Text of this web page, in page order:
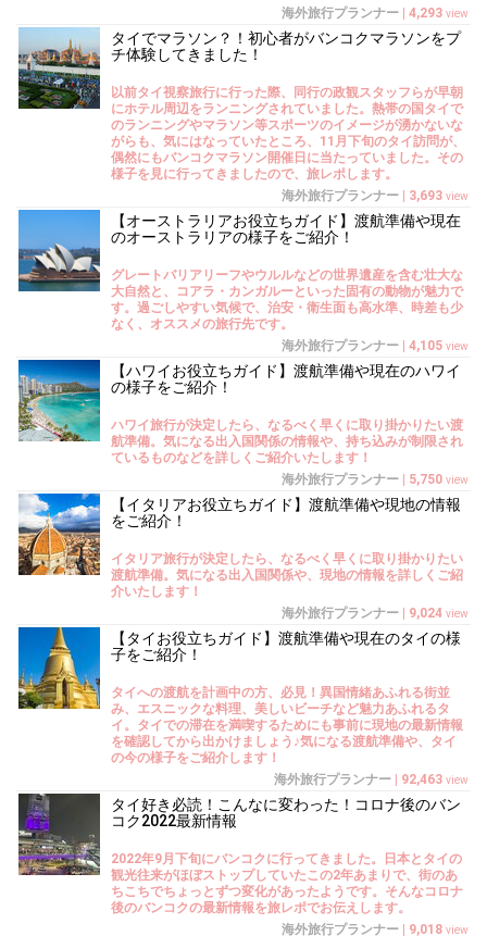
海外旅行プランナー
4,293 view
タイでマラソン？！初心者がバンコクマラソンをプ
チ体験してきました！
以前タイ視察旅行に行った際、同行の政観スタッフらが早朝
にホテル周辺をランニングされていました。熱帯の国タイで
のランニングやマラソン等スポーツのイメージが湧かないな
がらも、気にはなっていたところ、11月下旬のタイ訪問が、
偶然にもバンコクマラソン開催日に当たっていました。その
様子を見に行ってきましたので、旅レポします。
海外旅行プランナー
3,693 view
【オーストラリアお役立ちガイド】渡航準備や現在
のオーストラリアの様子をご紹介！
グレートバリアリーフやウルルなどの世界遺産を含む壮大な
大自然と、コアラ・カンガルーといった固有の動物が魅力で
す。過ごしやすい気候で、治安・衛生面も高水準、時差も少
なく、オススメの旅行先です。
海外旅行プランナー
4,105 view
【ハワイお役立ちガイド】渡航準備や現在のハワイ
の様子をご紹介！
ハワイ旅行が決定したら、なるべく早くに取り掛かりたい渡
航準備。気になる出入国関係の情報や、持ち込みが制限され
ているものなどを詳しくご紹介いたします！
海外旅行プランナー
5,750 view
【イタリアお役立ちガイド】渡航準備や現地の情報
をご紹介！
イタリア旅行が決定したら、なるべく早くに取り掛かりたい
渡航準備。気になる出入国関係や、現地の情報を詳しくご紹
介いたします！
海外旅行プランナー
9,024 view
【タイお役立ちガイド】渡航準備や現在のタイの様
子をご紹介！
タイへの渡航を計画中の方、必見！異国情緒あふれる街並
み、エスニックな料理、美しいビーチなど魅力あふれるタ
イ。タイでの滞在を満喫するためにも事前に現地の最新情報
を確認してから出かけましょう♪気になる渡航準備や、タイ
の今の様子をご紹介します！
海外旅行プランナー
92,463 view
タイ好き必読！こんなに変わった！コロナ後のバン
コク2022最新情報
2022年9月下旬にバンコクに行ってきました。日本とタイの
観光往来がほぼストップしていたこの2年あまりで、街のあ
ちこちでちょっとずつ変化があったようです。そんなコロナ
後のバンコクの最新情報を旅レポでお伝えします。
海外旅行プランナー
9,018 view